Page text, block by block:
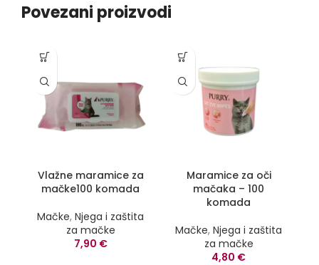
Povezani proizvodi
Vlažne maramice za
mačke100 komada
Mačke, Njega i zaštita
za mačke
7,90 €
Maramice za oči
mačaka – 100
komada
Mačke, Njega i zaštita
za mačke
4,80 €